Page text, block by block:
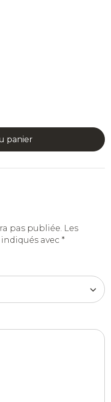
panier
pas publiée. Les
avec *